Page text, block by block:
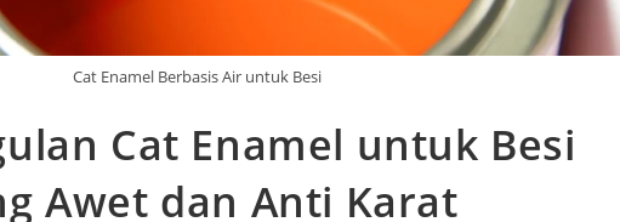
Cat Enamel Berbasis Air untuk Besi
Cat Enamel untuk Besi
Awet dan Anti Karat